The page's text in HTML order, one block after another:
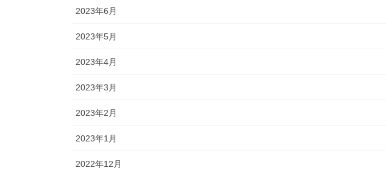
2023年6月
2023年5月
2023年4月
2023年3月
2023年2月
2023年1月
2022年12月